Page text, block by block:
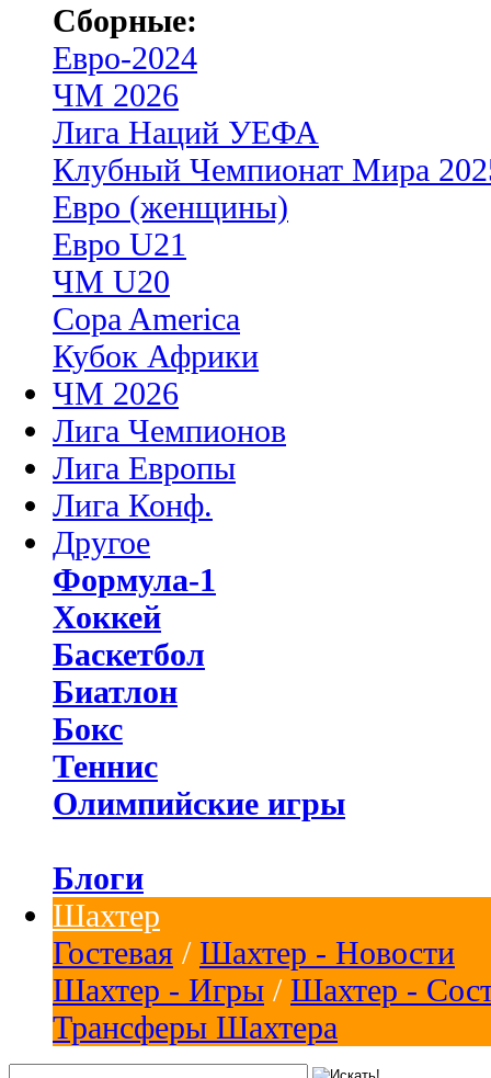
Сборные:
Евро-2024
ЧМ 2026
Лига Наций УЕФА
Клубный Чемпионат Мира
Евро (женщины)
Евро U21
ЧМ U20
Copa America
Кубок Африки
ЧМ 2026
Лига Чемпионов
Лига Европы
Лига Конф.
Другое
Формула-1
Хоккей
Баскетбол
Биатлон
Бокс
Теннис
Олимпийские игры
Блоги
Шахтер
Гостевая / Шахтер - Новости
Шахтер - Игры / Шахтер -
Трансферы Шахтера